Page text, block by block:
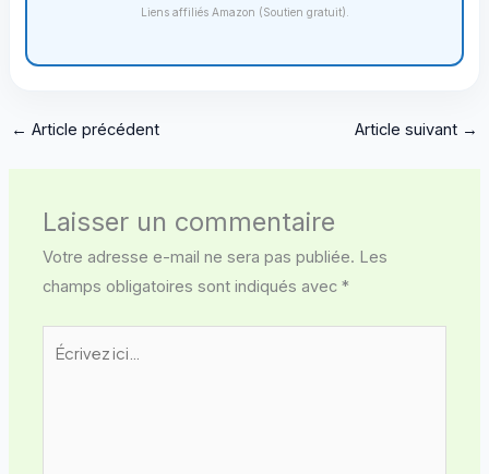
Liens affiliés Amazon (Soutien gratuit).
← Article précédent Article suivant →
Laisser un commentaire
Votre adresse e-mail ne sera pas publiée. Les
champs obligatoires sont indiqués avec*
Écrivez